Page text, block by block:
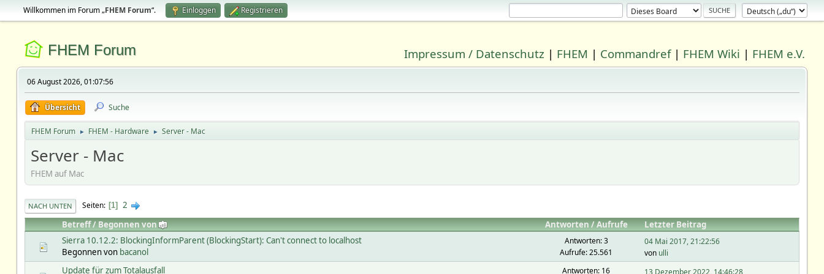
Willkommen im Forum „FHEM Forum“. Einloggen Registrieren
FHEM Forum Impressum / Datenschutz | FHEM | Commandref| FHEM Wiki | FHEM e.V.
06 August 2026, 01:07:56
Übersicht Suche
FHEM Forum ► FHEM - Hardware ► Server - Mac
Server - Mac
FHEM auf Mac
NACH UNTEN Seiten 1
2
Betreff/Begonnen von Antworten/Aufrufe
Letzter Beitrag
Sierra 10.12.2: BlockingInformParent (BlockingStart): Can't connect to localhost
Begonnen von bacanol
Antworten: 3
Aufrufe: 25.561
04 Mai 2017, 21:22:56
von ulli
Update für zum Totalausfall
Antworten: 16
13 Dezember 2022, 14:46:28